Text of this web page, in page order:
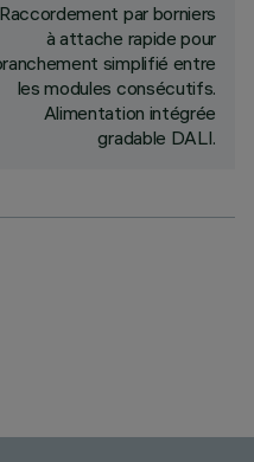
Raccordement par borniers
à attache rapide pour
simplifié entre
les modules consécutifs.
Alimentation intégrée
gradable DALI.